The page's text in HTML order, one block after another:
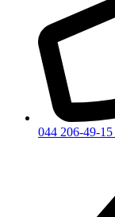
044 206-49-15